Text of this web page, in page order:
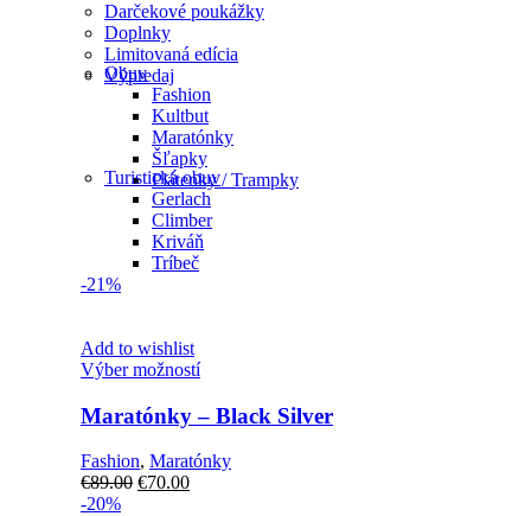
Darčekové poukážky
Doplnky
Limitovaná edícia
Výpredaj
Obuv
Fashion
Kultbut
Maratónky
Šľapky
Plátenky / Trampky
Turistická obuv
Gerlach
Climber
Kriváň
Tríbeč
-21%
Add to wishlist
Výber možnostíTento
má
viacero
variantov.
Možnosti
Maratónky – Black Silver
Fashion, Maratónky
€89.00 Pôvodná
€70.00Aktuálna
-20%